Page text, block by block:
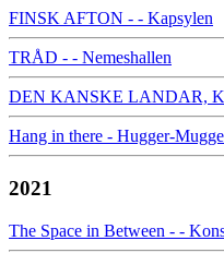
FINSK AFTON - - Kapsylen
TRÅD - - Nemeshallen
DEN KANSKE LANDAR,
Hang in there - Hugger-
2021
The Space in Between - -